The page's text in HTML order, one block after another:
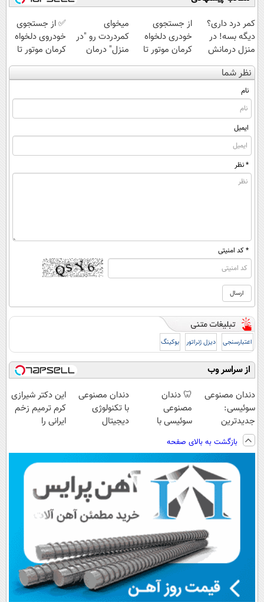
Image failed to
load
کمر درد داری؟
دیگه بسه! در
منزل درمانش
کن
(◀پرسش‌نامه)
Image failed to
load
از جستجوی
خودری دلخواه
کرمان موتور تا
فروش آن،
ساده، بی واسطه
Image failed to
load
میخوای
کمردردت رو "در
منزل" درمان
کنی؟ (◂فیلم +
◂پرسش‌نامه)
Image failed to
load
✅ از جستجوی
خودروی دلخواه
کرمان موتور تا
فروش ساده، بی
واسطه و
نظر شما
نام
ایمیل
* نظر
* کد امنیتی
اعتبارسنجی دیزل ژنراتور بوکینگ
از سراسر وب
Image failed to
load
دندان مصنوعی
سوئیسی:
جدیدترین
فناوری اروپا،
سبک و مقاوم |
پرداخت قسطی
Image failed to
load
🦷 دندان
مصنوعی
سوئیسی با
دیجیتال |
پرداخت در 4
قسط |📍 تهران
Image failed to
load
دندان مصنوعی
با تکنولوژی
دیجیتال
Image failed to
load
این دکتر شیرازی
کرم ترمیم زخم
ایرانی را
بازگشت به بالای صفحه